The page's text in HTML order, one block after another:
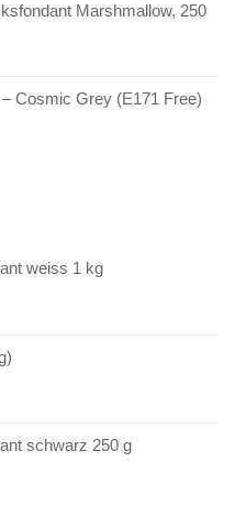
Marshmallow, 250
Cosmic Grey (E171 Free)
weiss 1 kg
schwarz 250 g